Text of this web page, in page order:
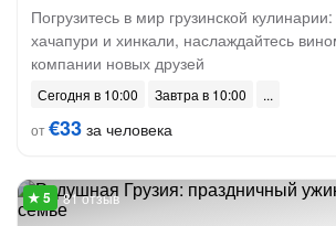
Погрузитесь в мир грузинской кулинарии:
хачапури и хинкали, наслаждайтесь
компании новых друзей
Сегодня в 10:00
Завтра в 10:00
от€33 за человека
81 отзыв